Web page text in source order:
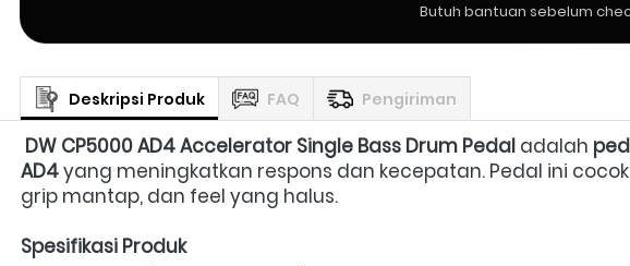
Butuh bantuan sebelum
Deskripsi Produk FAQ Pengiriman
DW CP5000 AD4 Accelerator Single Bass Drum Pedal adalah
AD4 yang meningkatkan respons dan kecepatan. Pedal ini
grip mantap, dan feel yang halus.
Spesifikasi Produk